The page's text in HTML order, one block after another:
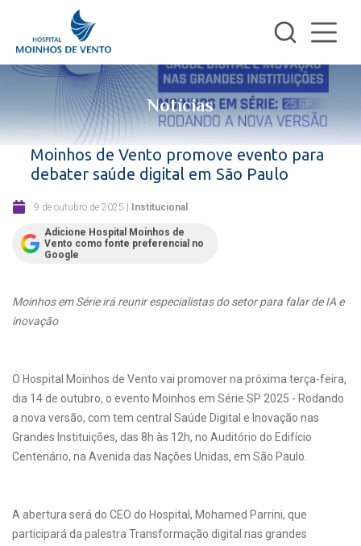
Notícias
Moinhos de Vento promove evento para
debater saúde digital em São Paulo
9 de outubro de 2025 | Institucional
Adicione Hospital Moinhos de
Vento como fonte preferencial no
Google
Moinhos em Série irá reunir especialistas do setor para falar de IA e
inovação
O Hospital Moinhos de Vento vai promover na próxima terça-feira,
dia 14 de outubro, o evento Moinhos em Série SP 2025 - Rodando
a nova versão, com tem central Saúde Digital e Inovação nas
Grandes Instituições, das 8h às 12h, no Auditório do Edifício
Centenário, na Avenida das Nações Unidas, em São Paulo.
A abertura será do CEO do Hospital, Mohamed Parrini, que
participará da palestra Transformação digital nas grandes